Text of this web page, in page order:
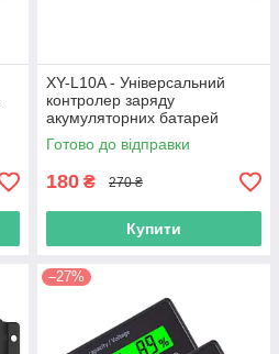
XY-L10A - Універсальний
контролер заряду
акумуляторних батарей
6...60В, 10А
Готово до відправки
180 ₴ 270 ₴
Купити
–27%